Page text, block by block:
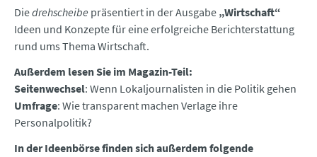
Diedrehscheibe präsentiert in der Ausgabe „Wirtschaft“
Ideen und Konzepte für eine erfolgreiche Berichterstattung
rund ums Thema Wirtschaft.
Außerdem lesen Sie im Magazin-Teil:
Seitenwechsel: Wenn Lokaljournalisten in die Politik gehen
Umfrage: Wie transparent machen Verlage ihre
Personalpolitik?
In der Ideenbörse finden sich außerdem folgende